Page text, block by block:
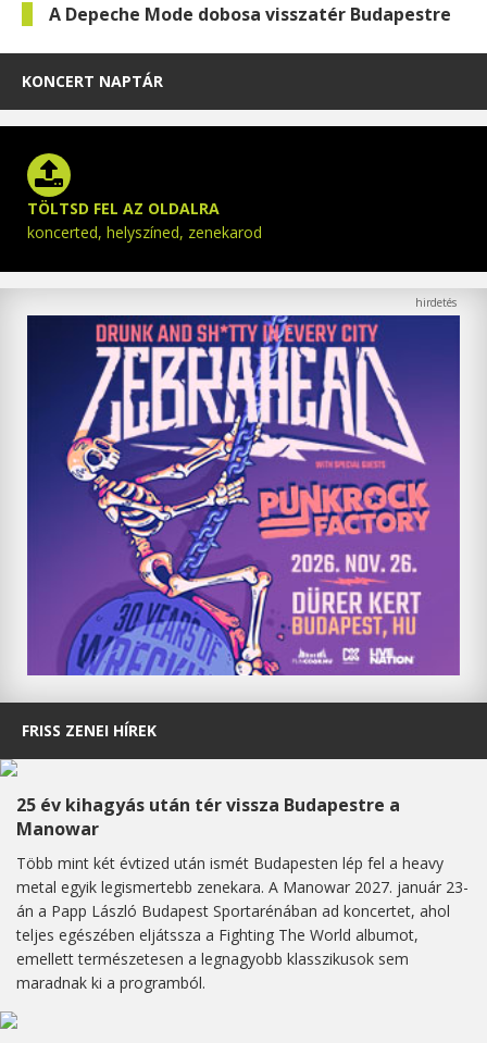
A Depeche Mode dobosa visszatér Budapestre
KONCERT NAPTÁR
TÖLTSD FEL AZ OLDALRA
koncerted, helyszíned, zenekarod
FRISS ZENEI HÍREK
25 év kihagyás után tér vissza Budapestre a
Manowar
Több mint két évtized után ismét Budapesten lép fel a heavy
metal egyik legismertebb zenekara. A Manowar 2027. január 23-
án a Papp László Budapest Sportarénában ad koncertet, ahol
teljes egészében eljátssza a Fighting The World albumot,
emellett természetesen a legnagyobb klasszikusok sem
maradnak ki a programból.